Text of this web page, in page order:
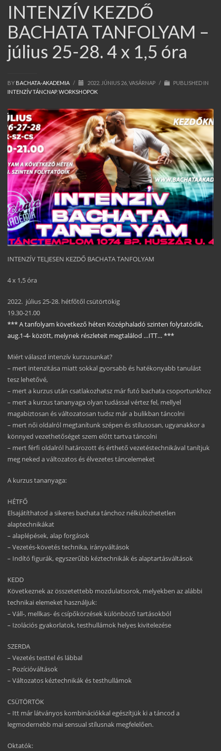
INTENZÍV KEZDŐ
BACHATA TANFOLYAM –
július 25-28. 4 x 1,5 óra
BY BACHATA-AKADEMIA / 2022. JÚNIUS 26, VASÁRNAP /
PUBLISHED IN
INTENZÍV TÁNCNAP, WORKSHOPOK
INTENZÍV TELJESEN KEZDŐ BACHATA TANFOLYAM
4 x 1,5 óra
2022. július 25-28. hétfőtől csütörtökig
19.30-21.00
*** A tanfolyam következő héten Középhaladó szinten folytatódik,
aug.1-4- között, melynek részleteit megtalálod …ITT… ***
Miért válaszd intenzív kurzusunkat?
– mert intenzitása miatt sokkal gyorsabb és hatékonyabb tanulást
tesz lehetővé,
– mert a kurzus után csatlakozhatsz már futó bachata csoportunkhoz
– mert a kurzus tananyaga olyan tudással vértez fel, mellyel
magabiztosan és változatosan tudsz már a bulikban táncolni
– mert női oldalról megtanítunk szépen és stílusosan, ugyanakkor a
könnyed vezethetőséget szem előtt tartva táncolni
– mert férfi oldalról határozott és érthető vezetéstechnikával tanítjuk
meg neked a változatos és élvezetes táncelemeket
A kurzus tananyaga:
HÉTFŐ
Elsajátíthatod a sikeres bachata tánchoz nélkülözhetetlen
alaptechnikákat
– alaplépések, alap forgások
– Vezetés-követés technika, irányváltások
– Indító figurák, egyszerűbb kéztechnikák és alaptartásváltások
KEDD
Következnek az összetettebb mozdulatsorok, melyekben az alábbi
technikai elemeket használjuk:
– Váll-, mellkas- és csípőkörzések különböző tartásokból
– Izolációs gyakorlatok, testhullámok helyes kivitelezése
SZERDA
– Vezetés testtel és lábbal
– Pozícióváltások
– Változatos kéztechnikák és testhullámok
CSÜTÖRTÖK
– Itt már látványos kombinációkkal egészítjük ki a táncod a
legmodernebb mai sensual stílusnak megfelelően.
Oktatók: